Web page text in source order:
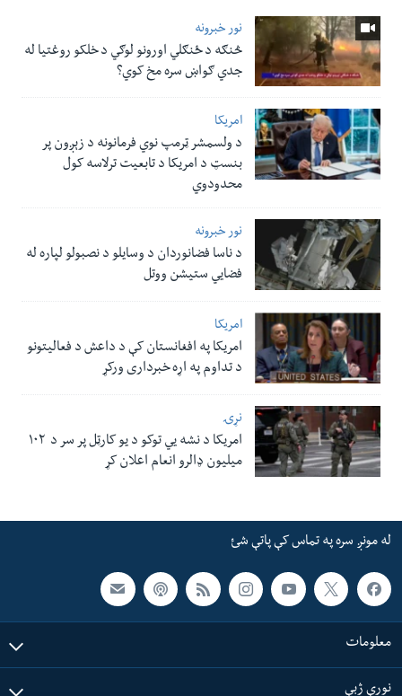
نور خبرونه
څنګه د ځنګلي اورونو لوګي د خلکو روغتیا له
جدي ګواښ سره مخ کوي؟
امریکا
د ولسمشر ټرمپ نوي فرمانونه د زېږون پر
بنسټ د امریکا د تابعیت ترلاسه کول
محدودوي
نور خبرونه
د ناسا فضانوردان د وسایلو د نصبولو لپاره له
فضایي ستیشن ووتل
امریکا
امریکا په افغانستان کې د داعش د فعالیتونو
د تداوم په اړه خبرداری ورکړ
نړۍ
امریکا د نشه یي توکو د یو کارټل پر سر د ۱۰۲
میلیون ډالرو انعام اعلان کړ
له مونږ سره په تماس کې پاتې شئ
معلومات
نورې ژبې